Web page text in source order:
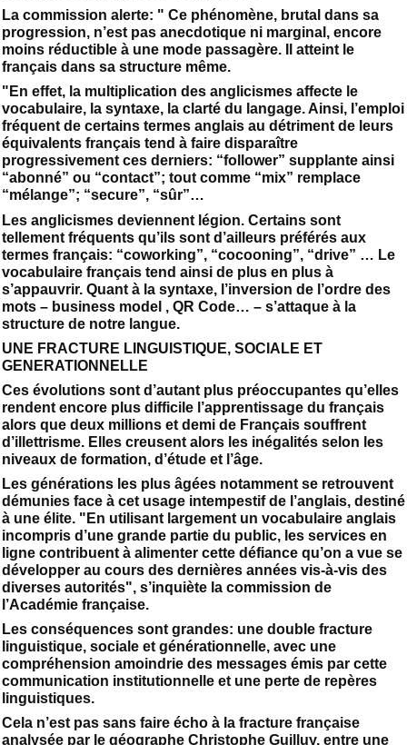
La commission alerte: " Ce phénomène, brutal dans sa
progression, n’est pas anecdotique ni marginal, encore
moins réductible à une mode passagère. Il atteint le
français dans sa structure même.
"En effet, la multiplication des anglicismes affecte le
vocabulaire, la syntaxe, la clarté du langage. Ainsi, l’emploi
fréquent de certains termes anglais au détriment de leurs
équivalents français tend à faire disparaître
progressivement ces derniers: “follower” supplante ainsi
“abonné” ou “contact”; tout comme “mix” remplace
“mélange”; “secure”, “sûr”…
Les anglicismes deviennent légion. Certains sont
tellement fréquents qu’ils sont d’ailleurs préférés aux
termes français: “coworking”, “cocooning”, “drive” … Le
vocabulaire français tend ainsi de plus en plus à
s’appauvrir. Quant à la syntaxe, l’inversion de l’ordre des
mots – business model , QR Code… – s’attaque à la
structure de notre langue.
​UNE FRACTURE LINGUISTIQUE, SOCIALE ET
GENERATIONNELLE
Ces évolutions sont d’autant plus préoccupantes qu’elles
rendent encore plus difficile l’apprentissage du français
alors que deux millions et demi de Français souffrent
d’illettrisme. Elles creusent alors les inégalités selon les
niveaux de formation, d’étude et l’âge.
Les générations les plus âgées notamment se retrouvent
démunies face à cet usage intempestif de l’anglais, destiné
à une élite. "En utilisant largement un vocabulaire anglais
incompris d’une grande partie du public, les services en
ligne contribuent à alimenter cette défiance qu’on a vue se
développer au cours des dernières années vis-à-vis des
diverses autorités", s’inquiète la commission de
l’Académie française.
Les conséquences sont grandes: une double fracture
linguistique, sociale et générationnelle, avec une
compréhension amoindrie des messages émis par cette
communication institutionnelle et une perte de repères
linguistiques.
Cela n’est pas sans faire écho à la fracture française
analysée par le géographe Christophe Guilluy, entre une